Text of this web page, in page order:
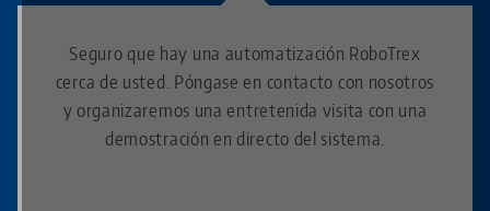
Seguro que hay una automatización RoboTrex
cerca de usted. Póngase en contacto con nosotros
y organizaremos una entretenida visita con una
demostración en directo del sistema.